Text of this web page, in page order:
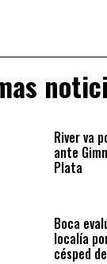
River va
ante
Plata
Boca
localía
césped